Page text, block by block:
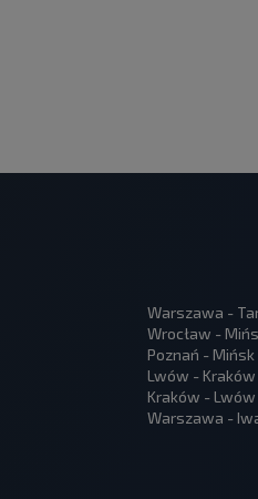
Warszawa -
Wrocław -
Poznań - Mińsk
Lwów - Kraków
Kraków - Lwów
Warszawa -